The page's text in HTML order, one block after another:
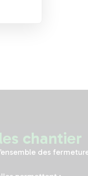
chantier
des